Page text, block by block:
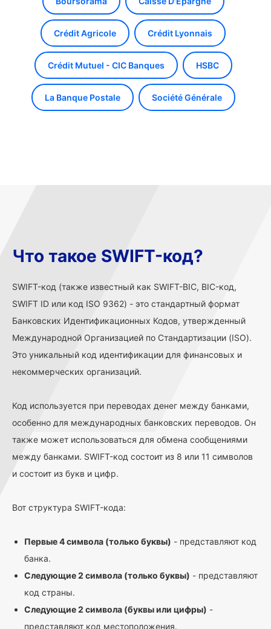
Crédit Agricole Crédit Lyonnais
Crédit Mutuel - CIC Banques HSBC
La Banque Postale Société Générale
Что такое SWIFT-код?
SWIFT-код (также известный как SWIFT-BIC, BIC-код,
SWIFT ID или код ISO 9362) - это стандартный формат
Банковских Идентификационных Кодов, утвержденный
Международной Организацией по Стандартизации (ISO).
Это уникальный код идентификации для финансовых и
некоммерческих организаций.
Код используется при переводах денег между банками,
особенно для международных банковских переводов. Он
также может использоваться для обмена сообщениями
между банками. SWIFT-код состоит из 8 или 11 символов
и состоит из букв и цифр.
Вот структура SWIFT-кода:
Первые 4 символа (только буквы) - представляют код
банка.
Следующие 2 символа (только буквы) - представляют
код страны.
Следующие 2 символа (буквы или цифры) -
представляют код местоположения.